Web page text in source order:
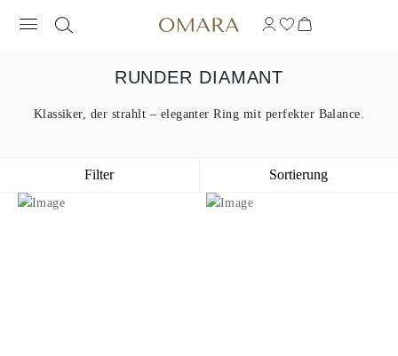
RUNDER DIAMANT
Klassiker, der strahlt – eleganter Ring mit perfekter Balance.
Filter Sortierung